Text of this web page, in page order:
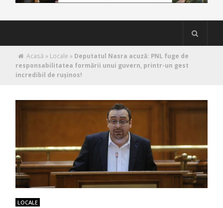
Acasă » Locale » Deputatul Nasra acuză: PNL fuge de
responsabilitatea formării unui guvern, printr-un gest
incredibil de rușinos!
LOCALE